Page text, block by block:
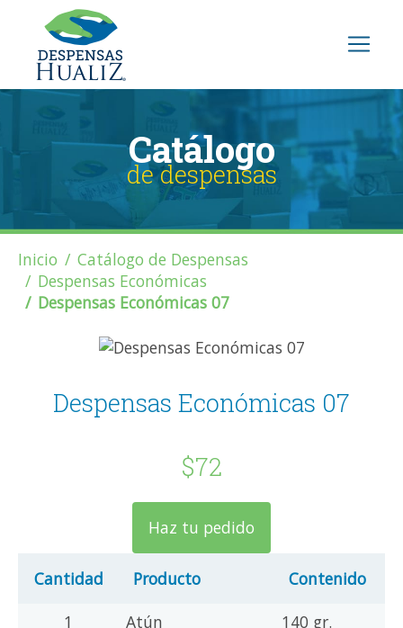
Catálogo
de despensas
Inicio
Catálogo de Despensas
Despensas Económicas
Despensas Económicas 07
Despensas Económicas 07
$72
Haz tu pedido
Cantidad Producto
Contenido
1
Atún
140 gr.